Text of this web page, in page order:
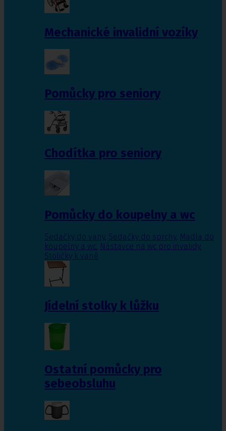
Mechanické invalidní vozíky
Pomůcky pro seniory
Chodítka pro seniory
Pomůcky do koupelny a wc
Sedačky do vany, Sedačky do sprchy, Madla do
koupelny a wc, Nástavce na wc pro invalidy,
Stoličky k vaně
Jídelní stolky k lůžku
Ostatní pomůcky pro
sebeobsluhu